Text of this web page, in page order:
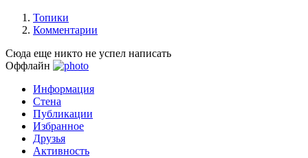
Топики
Комментарии
Сюда еще никто не успел написать
Оффлайн
Информация
Стена
Публикации
Избранное
Друзья
Активность